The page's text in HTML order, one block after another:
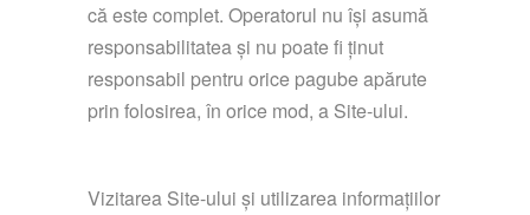
că este complet. Operatorul nu își asumă
responsabilitatea și nu poate fi ținut
responsabil pentru orice pagube apărute
prin folosirea, în orice mod, a Site-ului.
Vizitarea Site-ului și utilizarea informațiilor